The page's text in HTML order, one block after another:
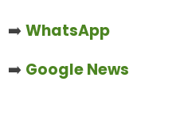
➡️WhatsApp
➡️ Google News